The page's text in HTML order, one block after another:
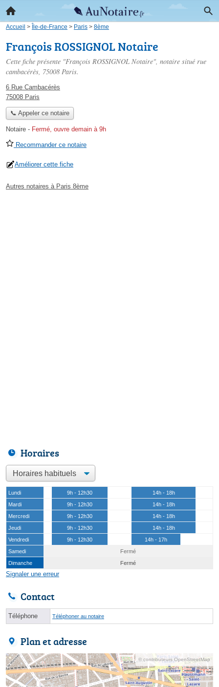
Accueil > Île-de-France > Paris > 8ème
François ROSSIGNOL Notaire
Cette fiche présente "François ROSSIGNOL Notaire", notaire situé rue
cambacérès, 75008 Paris.
6 Rue Cambacérès
75008 Paris
📞 Appeler ce notaire
Notaire - Fermé, ouvre demain à 9h
Recommander ce notaire
Améliorer cette fiche
Autres notaires à Paris 8ème
Horaires
Lundi 9h - 12h30
14h - 18h
Mardi
9h - 12h30
14h - 18h
Mercredi
9h - 12h30
14h - 18h
Jeudi
9h - 12h30
14h - 18h
Vendredi
9h - 12h30
14h - 17h
Samedi
Fermé
Dimanche
Fermé
Signaler une erreur
Contact
Téléphone Téléphoner au notaire
Plan et adresse
© contributeurs OpenStreetMap